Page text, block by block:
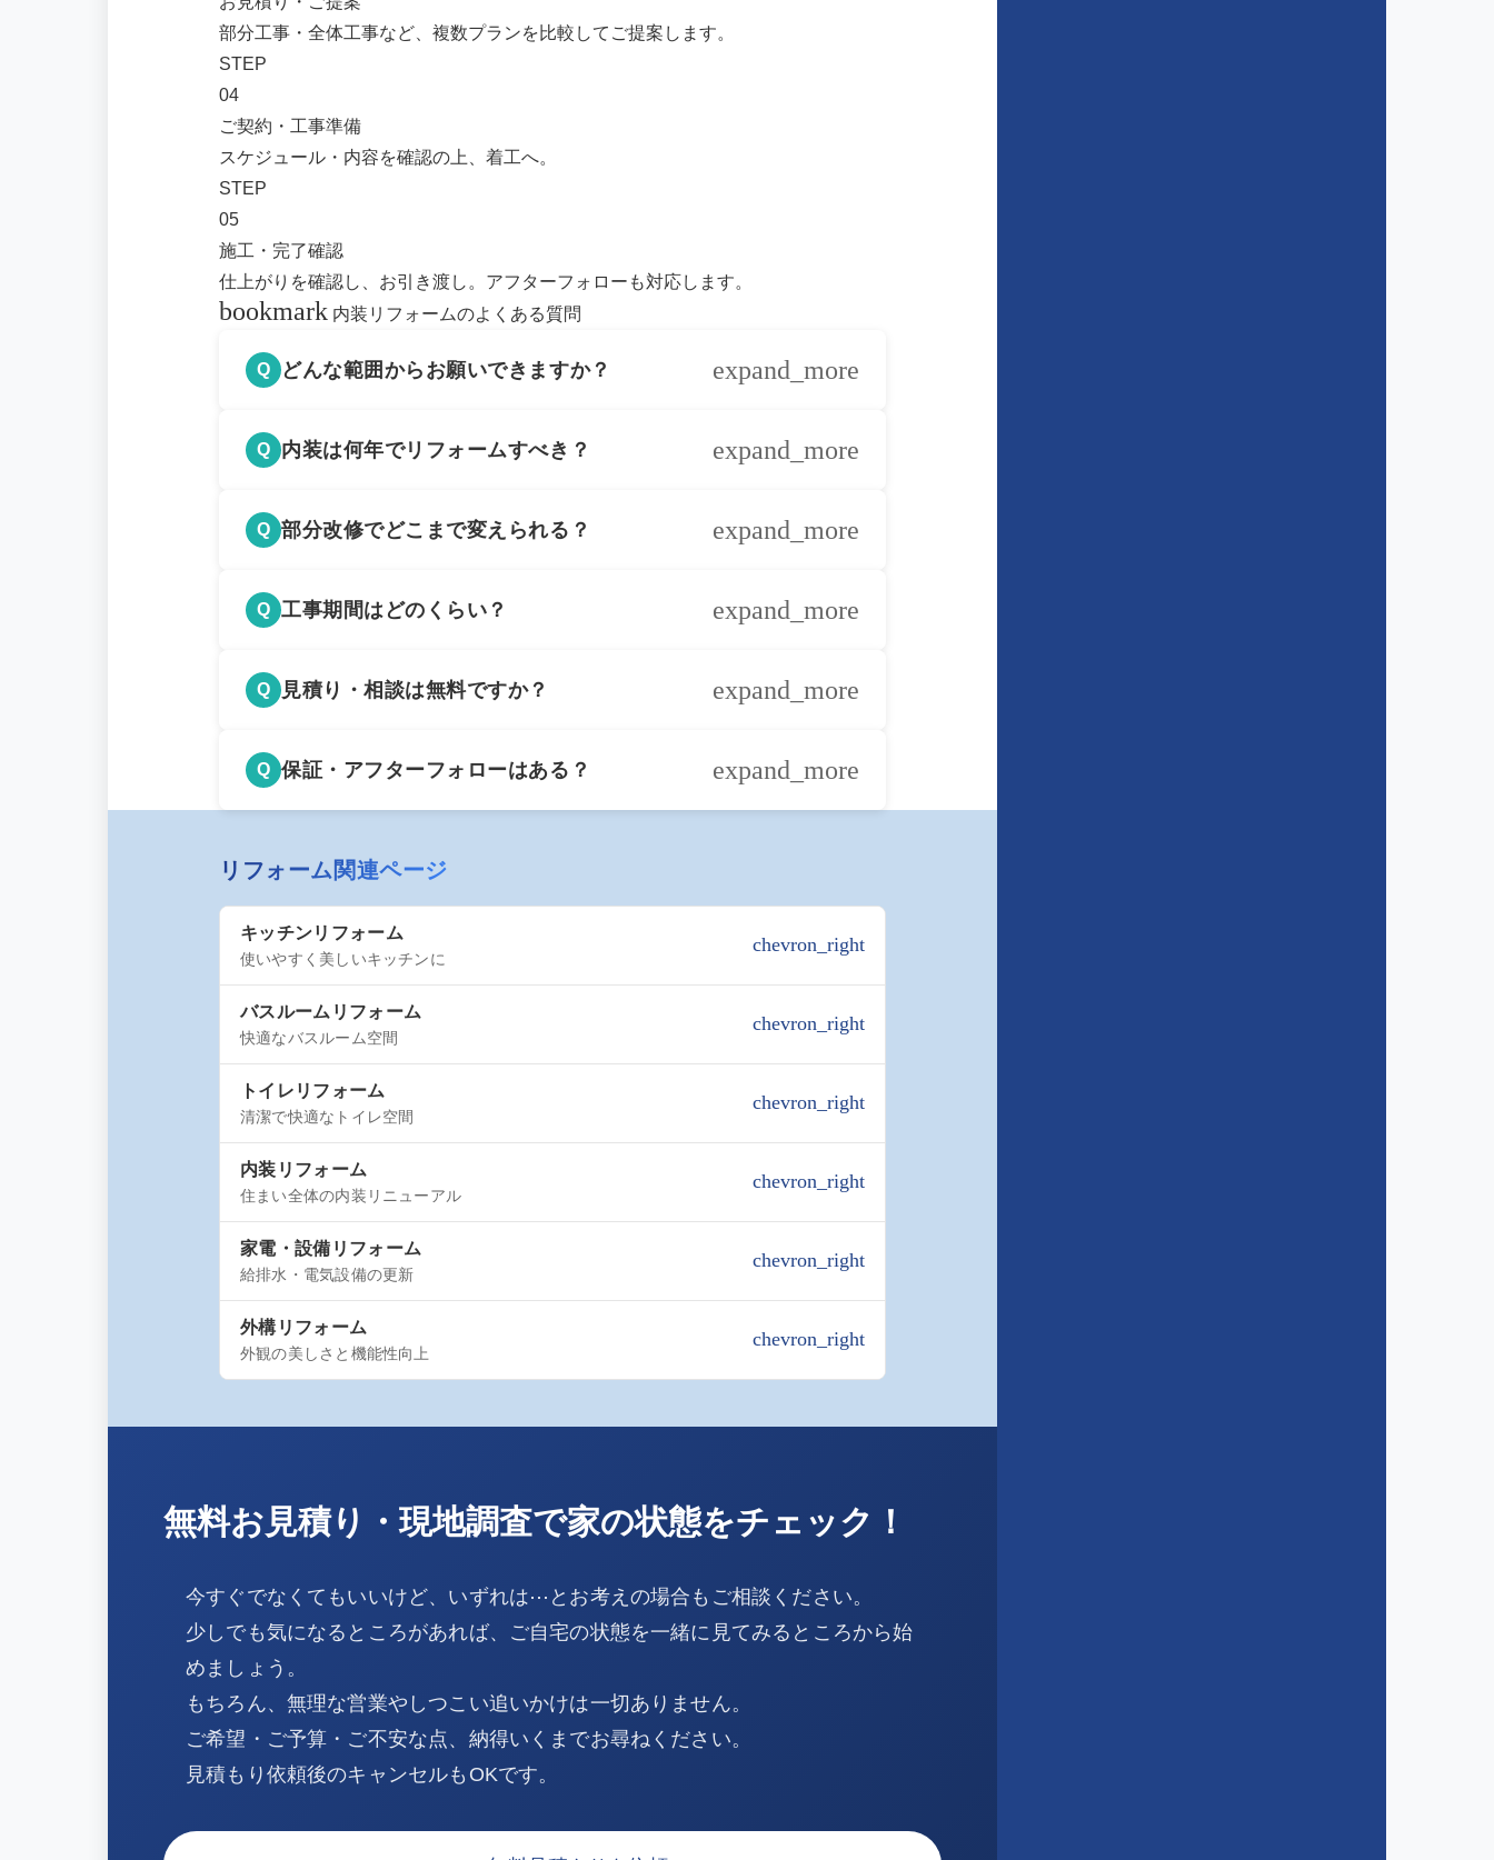
部分工事・全体工事など、複数プランを比較してご提案します。
STEP
04
ご契約・工事準備
スケジュール・内容を確認の上、着工へ。
STEP
05
施工・完了確認
仕上がりを確認し、お引き渡し。アフターフォローも対応します。
bookmark 内装リフォームのよくある質問
Q どんな範囲からお願いできますか？ expand_more
A
壁紙張替えや床材交換などの小規模工事から、フルリフォーム
Q 内装は何年でリフォームすべき？ expand_more
A お手入れ具合や状態によりますが、10〜15年を目安に検討す
Q 部分改修でどこまで変えられる？ expand_more
A
壁紙、床材、照明、収納、天井、ドア、窓など、部分単位でか
Q 工事期間はどのくらい？ expand_more
A
部分工事なら3〜7日程度、フルリフォームなら10～20日程度
Q 見積り・相談は無料ですか？ expand_more
A はい、無料で承ります。見積りをご覧になってから契約判断し
Q 保証・アフターフォローはある？ expand_more
プランでご案内します。
リフォーム関連ページ
キッチンリフォーム
使いやすく美しいキッチンに
chevron_right
バスルームリフォーム
快適なバスルーム空間
chevron_right
トイレリフォーム
清潔で快適なトイレ空間
chevron_right
内装リフォーム
住まい全体の内装リニューアル
chevron_right
家電・設備リフォーム
給排水・電気設備の更新
chevron_right
外構リフォーム
外観の美しさと機能性向上
chevron_right
無料お見積り・現地調査で家の状態をチェック！
今すぐでなくてもいいけど、いずれは⋯とお考えの場合もご相談ください。
少しでも気になるところがあれば、ご自宅の状態を一緒に見てみるところから始
めましょう。
もちろん、無理な営業やしつこい追いかけは一切ありません。
ご希望・ご予算・ご不安な点、納得いくまでお尋ねください。
見積もり依頼後のキャンセルもOKです。